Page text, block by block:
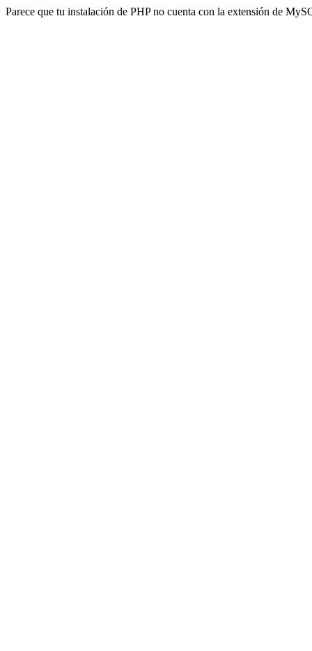
Parece que tu instalación de PHP no cuenta con la extensión de